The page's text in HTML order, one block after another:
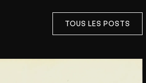
TOUS LES POSTS